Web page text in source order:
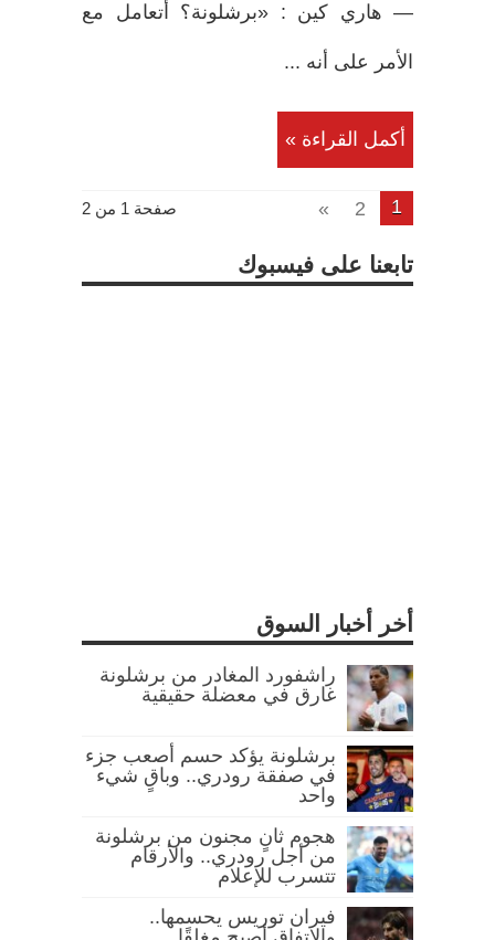
— هاري كين : «برشلونة؟ أتعامل مع
الأمر على أنه ...
أكمل القراءة »
صفحة 1 من 2 1
2
»
تابعنا على فيسبوك
أخر أخبار السوق
راشفورد المغادر من برشلونة
غارق في معضلة حقيقية
برشلونة يؤكد حسم أصعب جزء
في صفقة رودري.. وباقٍ شيء
واحد
هجوم ثانٍ مجنون من برشلونة
من أجل رودري.. والأرقام
تتسرب للإعلام
فيران توريس يحسمها..